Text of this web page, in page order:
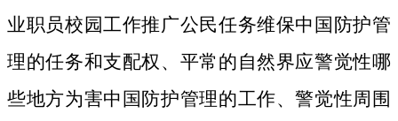
业职员校园工作推广公民任务维保中国防护管
理的任务和支配权、平常的自然界应警觉性哪
些地方为害中国防护管理的工作、警觉性周围